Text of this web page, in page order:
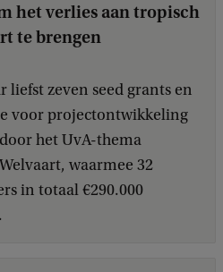
het verlies aan tropisch
te brengen
liefst zeven seed grants en
voor projectontwikkeling
het UvA-thema
waarmee 32
in totaal €290.000